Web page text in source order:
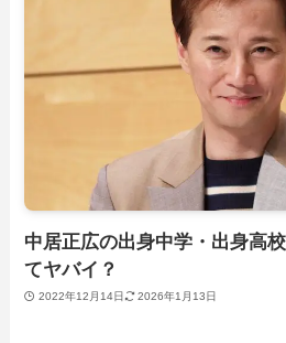
中居正広の出身中学・出身高
てヤバイ？
2022年12月14日 2026年1月13日